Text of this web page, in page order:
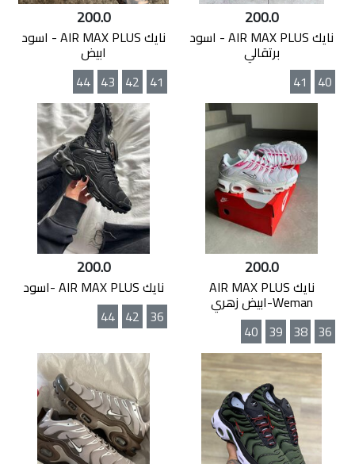
200.0
نايك AIR MAX PLUS - اسود
برتقالي
40
41
200.0
نايك AIR MAX PLUS - اسود
ابيض
41
42
43
44
200.0
نايك AIR MAX PLUS
Weman-ابيض زهري
36
38
39
40
200.0
نايك AIR MAX PLUS -اسود
36
42
44